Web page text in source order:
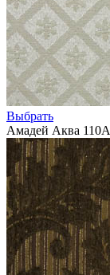
Выбрать
Амадей Аква 110А